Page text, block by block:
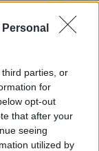
parties, or
for
opt-out
that after your
seeing
utilized by
Primavera,
dalla Torres,
e Cherchi